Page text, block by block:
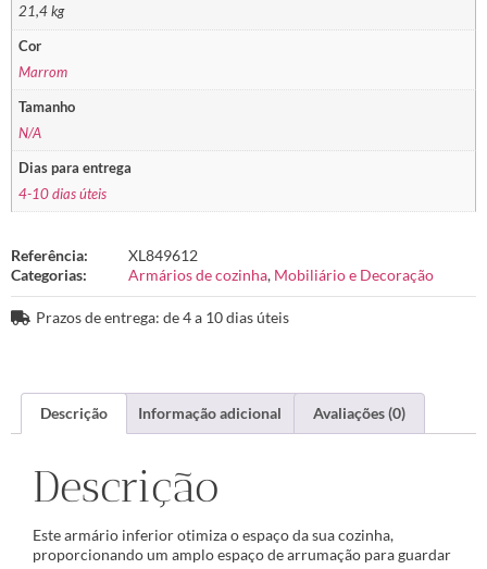
21,4 kg
Cor
Marrom
Tamanho
N/A
Dias para entrega
4-10 dias úteis
Referência:
XL849612
Categorias:
Armários de cozinha, Mobiliário e Decoração
Prazos de entrega: de 4 a 10 dias úteis
Descrição Informação adicional Avaliações (0)
Descrição
Este armário inferior otimiza o espaço da sua cozinha,
proporcionando um amplo espaço de arrumação para guardar